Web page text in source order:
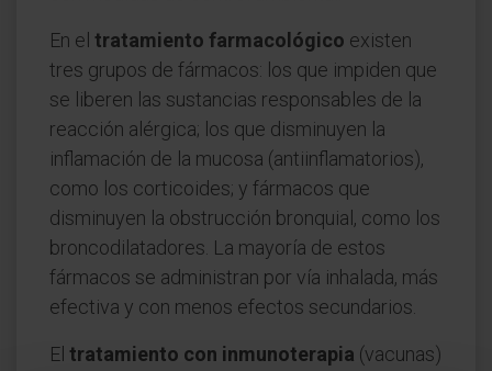
En el tratamiento farmacológico existen
tres grupos de fármacos: los que impiden que
se liberen las sustancias responsables de la
reacción alérgica; los que disminuyen la
inflamación de la mucosa (antiinflamatorios),
como los corticoides; y fármacos que
disminuyen la obstrucción bronquial, como los
broncodilatadores. La mayoría de estos
fármacos se administran por vía inhalada, más
efectiva y con menos efectos secundarios.
El tratamiento con inmunoterapia (vacunas)